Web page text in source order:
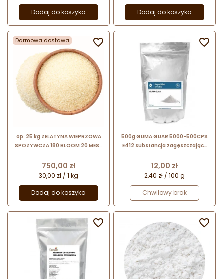
Dodaj do koszyka Dodaj do koszyka
Darmowa dostawa
op. 25 kg ŻELATYNA WIEPRZOWA
SPOŻYWCZA 180 BLOOM 20 MESH
Cena
750,00 zł
30,00 zł / 1 kg
Dodaj do koszyka

500g GUMA GUAR 5000-500CPS
E412 substancja zagęszczająca
Cena
12,00 zł
2,40 zł / 100 g
Chwilowy brak

 